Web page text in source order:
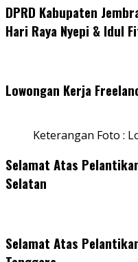
DPRD Kabupaten
Hari Raya Nyepi & Idul
Lowongan Kerja
Keterangan Foto :
Selamat Atas
Selatan
Selamat Atas